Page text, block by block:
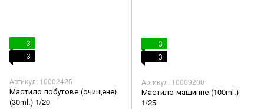
3
3
Артикул: 10002425
Мастило побутове (очищене)
(30ml.) 1/20
3
3
Артикул: 10009200
Мастило машинне (100ml.)
1/25